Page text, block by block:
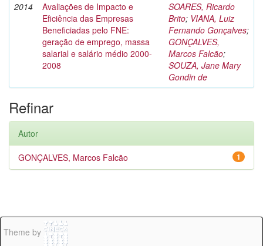
2014
Avaliações de Impacto e
Eficiência das Empresas
Beneficiadas pelo FNE:
geração de emprego, massa
salarial e salário médio 2000-
2008
SOARES, Ricardo
Brito; VIANA, Luiz
Fernando Gonçalves;
GONÇALVES,
Marcos Falcão;
SOUZA, Jane Mary
Gondin de
Refinar
Autor
1
GONÇALVES, Marcos Falcão
Theme by